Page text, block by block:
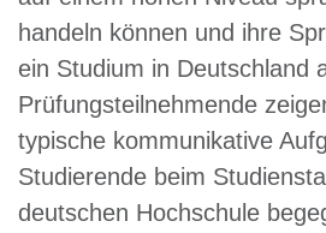
handeln können und ihre
ein Studium in Deutschland
Prüfungsteilnehmende
typische kommunikative
Studierende beim
deutschen Hochschule